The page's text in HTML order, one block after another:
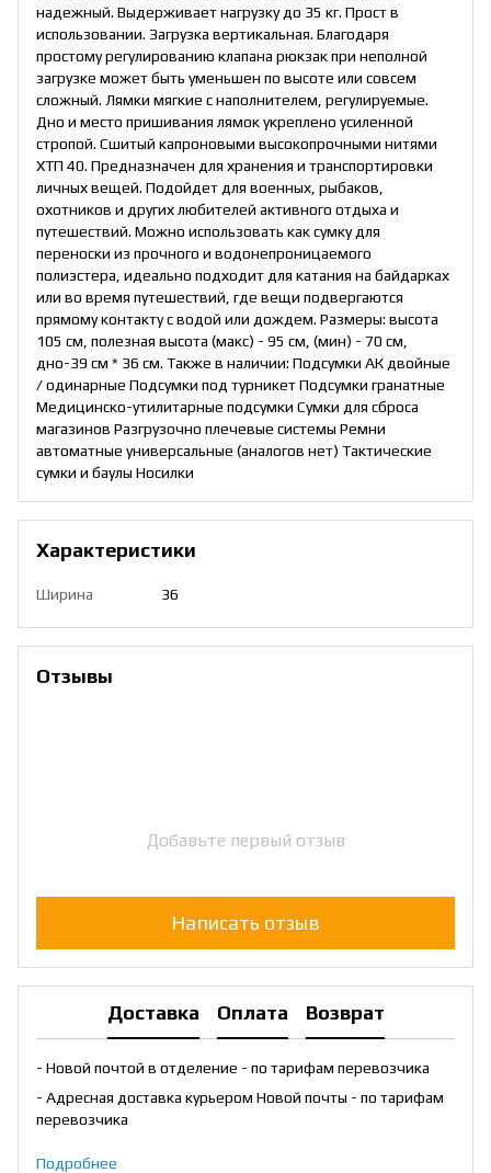
надежный. Выдерживает нагрузку до 35 кг. Прост в
использовании. Загрузка вертикальная. Благодаря
простому регулированию клапана рюкзак при неполной
загрузке может быть уменьшен по высоте или совсем
сложный. Лямки мягкие с наполнителем, регулируемые.
Дно и место пришивания лямок укреплено усиленной
стропой. Сшитый капроновыми высокопрочными нитями
ХТП 40. Предназначен для хранения и транспортировки
личных вещей. Подойдет для военных, рыбаков,
охотников и других любителей активного отдыха и
путешествий. Можно использовать как сумку для
переноски из прочного и водонепроницаемого
полиэстера, идеально подходит для катания на байдарках
или во время путешествий, где вещи подвергаются
прямому контакту с водой или дождем. Размеры: высота
105 см, полезная высота (макс) - 95 см, (мин) - 70 см,
дно-39 см * 36 см. Также в наличии: Подсумки АК двойные
/ одинарные Подсумки под турникет Подсумки гранатные
Медицинско-утилитарные подсумки Сумки для сброса
магазинов Разгрузочно плечевые системы Ремни
автоматные универсальные (аналогов нет) Тактические
сумки и баулы Носилки
Характеристики
Ширина 36
Отзывы
Добавьте первый отзыв
Написать отзыв
Доставка Оплата Возврат
- Новой почтой в отделение - по тарифам перевозчика
- Адресная доставка курьером Новой почты - по тарифам
перевозчика
Подробнее